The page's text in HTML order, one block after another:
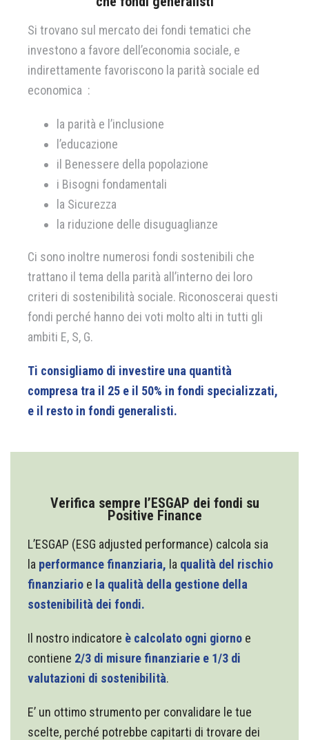
Si trovano sul mercato dei fondi tematici che
investono a favore dell’economia sociale, e
indirettamente favoriscono la parità sociale ed
economica :
la parità e l’inclusione
l’educazione
il Benessere della popolazione
i Bisogni fondamentali
la Sicurezza
la riduzione delle disuguaglianze
Ci sono inoltre numerosi fondi sostenibili che
trattano il tema della parità all’interno dei loro
criteri di sostenibilità sociale. Riconoscerai questi
fondi perché hanno dei voti molto alti in tutti gli
ambiti E, S, G.
Ti consigliamo di investire una quantità
compresa tra il 25 e il 50% in fondi specializzati,
e il resto in fondi generalisti.
Verifica sempre l’ESGAP dei fondi su
Positive Finance
L’ESGAP (ESG adjusted performance) calcola sia
la performance finanziaria, la qualità del rischio
finanziario e la qualità della gestione della
sostenibilità dei fondi.
Il nostro indicatore è calcolato ogni giorno e
contiene 2/3 di misure finanziarie e 1/3 di
valutazioni di sostenibilità.
E’ un ottimo strumento per convalidare le tue
scelte, perché potrebbe capitarti di trovare dei